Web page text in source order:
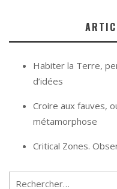
Habiter la Terre,
d’idées
Croire aux fauves,
métamorphose
Critical Zones.